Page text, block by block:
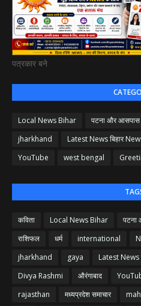
पत्रकार बने
Local News Bihar पटना और आसपास
jharkhand
Latest News बिहार
YouTube
west bengal
कविता Local News Bihar
राशिफल
धर्म international
jharkhand
gaya Latest News
Divya Rashmi
औरंगाबाद
rajasthan
मध्यप्रदेश समाचार